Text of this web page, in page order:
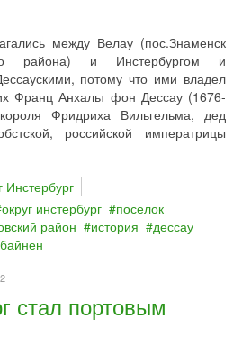
между Велау (пос.Знаменск
района) и Инстербургом и
потому что ими владел
Франц Анхальт фон Дессау (1676-
Фридриха Вильгельма, дед
российской императрицы
Инстербург
округ инстербург
поселок
район история
дессау
стал портовым